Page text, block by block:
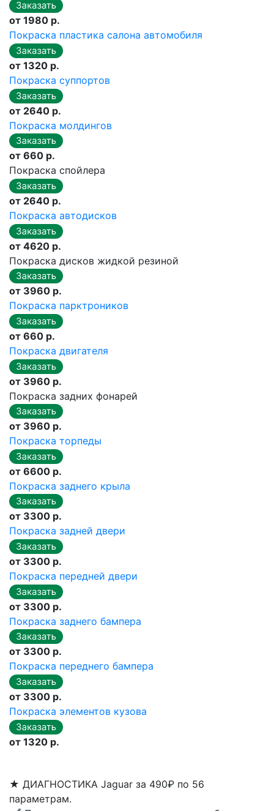
от 1980 р.
Покраска пластика салона автомобиля
от 1320 р.
Покраска суппортов
от 2640 р.
Покраска молдингов
от 660 р.
Покраска спойлера
от 2640 р.
Покраска автодисков
от 4620 р.
Покраска дисков жидкой резиной
от 3960 р.
Покраска парктроников
от 660 р.
Покраска двигателя
от 3960 р.
Покраска задних фонарей
от 3960 р.
Покраска торпеды
от 6600 р.
Покраска заднего крыла
от 3300 р.
Покраска задней двери
от 3300 р.
Покраска передней двери
от 3300 р.
Покраска заднего бампера
от 3300 р.
Покраска переднего бампера
от 3300 р.
Покраска элементов кузова
от 1320 р.
★ ДИАГНОСТИКА Jaguar за 490₽ по 56
параметрам.